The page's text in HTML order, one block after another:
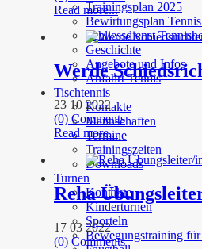
Trainingsplan 2025
Bewirtungsplan
Schliessdienst
Geschichte
Angebote und Infos
Anfahrt Tennis
Tischtennis
Kontakte
Mannschaften
Termine
Trainingszeiten
Downloads
Turnen
Kontakte
Kinderturnen
Sporteln
Bewegungstraining
Read more...
Werde
23 10 2022
(0) Comments
Read more...
Reha
17 03 2022
(0) Comments